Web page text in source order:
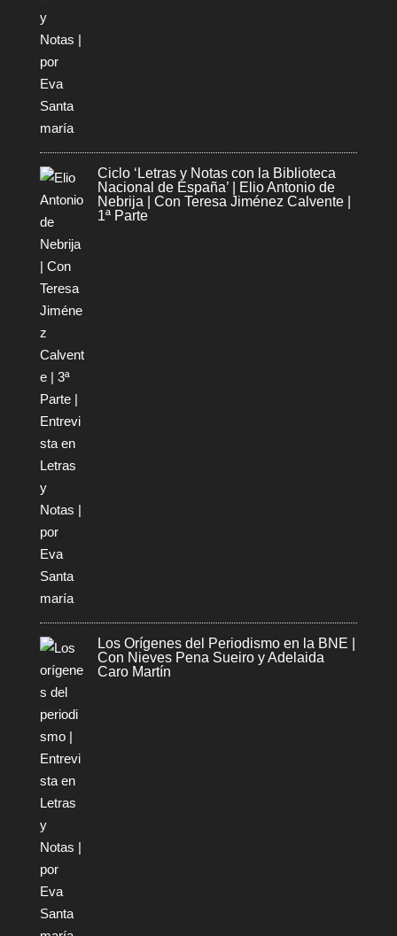
Ciclo ‘Letras y Notas con la Biblioteca
Nacional de España’ | Elio Antonio de
Nebrija | Con Teresa Jiménez Calvente |
1ª Parte
Los Orígenes del Periodismo en la BNE |
Con Nieves Pena Sueiro y Adelaida
Caro Martín